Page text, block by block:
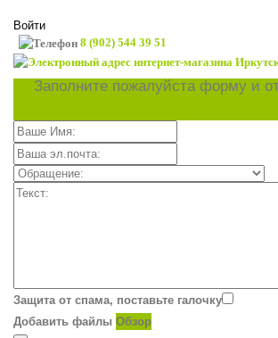
Войти
8 (902) 544 39 51
Заполните пожалуйста форму и
Защита от спама, поставьте галочку
Добавить файлы Обзор